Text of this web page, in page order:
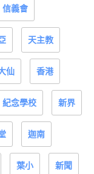
信義會
天主教
仙 香港
紀念學校 新界
迦南
葉小 新聞